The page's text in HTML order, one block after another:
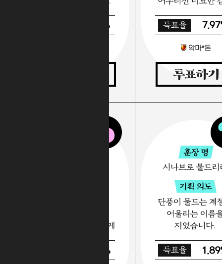
61.12%
12.14%